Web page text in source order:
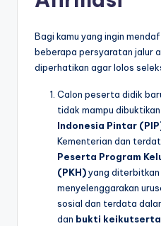
Bagi kamu yang ingin
beberapa persyaratan jalur
diperhatikan agar lolos
Calon peserta didik
tidak mampu
Indonesia Pintar
Kementerian dan
Peserta Program
(PKH)yang diterbitkan
menyelenggarakan
sosial dan terdata
dan bukti